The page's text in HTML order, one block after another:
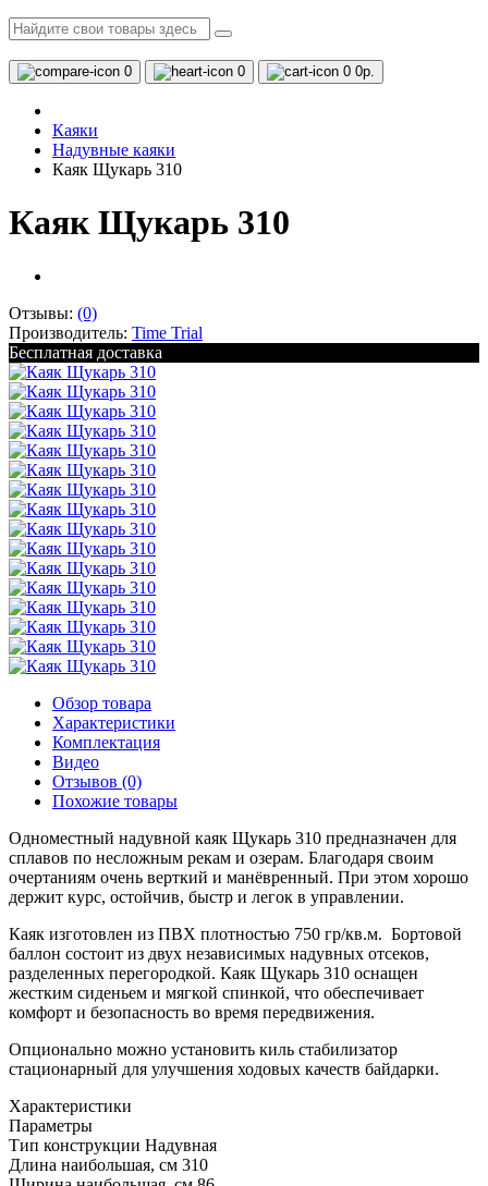
0 0 0 0р.
Каяки
Надувные каяки
Каяк Щукарь 310
Каяк Щукарь 310
Отзывы: (0)
Производитель: Time Trial
Бесплатная доставка
Обзор товара
Характеристики
Комплектация
Видео
Отзывов (0)
Похожие товары
Одноместный надувной каяк Щукарь 310 предназначен для
сплавов по несложным рекам и озерам. Благодаря своим
очертаниям очень верткий и манёвренный. При этом хорошо
держит курс, остойчив, быстр и легок в управлении.
Каяк изготовлен из ПВХ плотностью 750 гр/кв.м. Бортовой
баллон состоит из двух независимых надувных отсеков,
разделенных перегородкой. Каяк Щукарь 310 оснащен
жестким сиденьем и мягкой спинкой, что обеспечивает
комфорт и безопасность во время передвижения.
Опционально можно установить киль стабилизатор
стационарный для улучшения ходовых качеств байдарки.
Характеристики
Параметры
Тип конструкции Надувная
Длина наибольшая, см 310